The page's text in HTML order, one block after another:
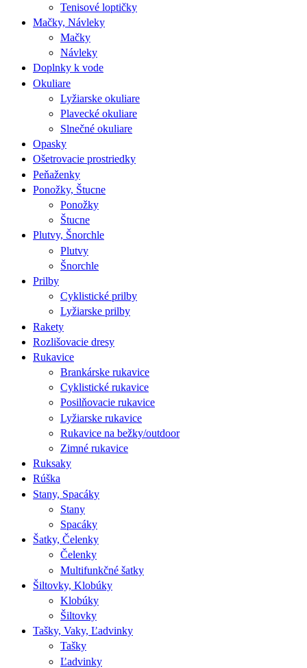
Tenisové loptičky
Mačky, Návleky
Mačky
Návleky
Doplnky k vode
Okuliare
Lyžiarske okuliare
Plavecké okuliare
Slnečné okuliare
Opasky
Ošetrovacie prostriedky
Peňaženky
Ponožky, Štucne
Ponožky
Štucne
Plutvy, Šnorchle
Plutvy
Šnorchle
Prilby
Cyklistické prilby
Lyžiarske prilby
Rakety
Rozlišovacie dresy
Rukavice
Brankárske rukavice
Cyklistické rukavice
Posilňovacie rukavice
Lyžiarske rukavice
Rukavice na bežky/outdoor
Zimné rukavice
Ruksaky
Rúška
Stany, Spacáky
Stany
Spacáky
Šatky, Čelenky
Čelenky
Multifunkčné šatky
Šiltovky, Klobúky
Klobúky
Šiltovky
Tašky, Vaky, Ľadvinky
Tašky
Ľadvinky